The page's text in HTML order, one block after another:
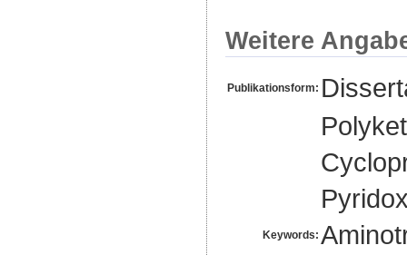
Weitere
Publikationsform:
Keywords: